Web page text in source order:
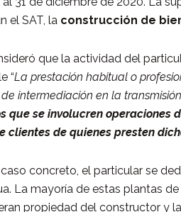
el SAT, la construcción de
que la actividad del
“La prestación habitual o
intermediación en la
que se involucren operaciones
clientes de quienes presten
concreto, el particular se
La mayoría de estas plantas
propiedad del constructor y